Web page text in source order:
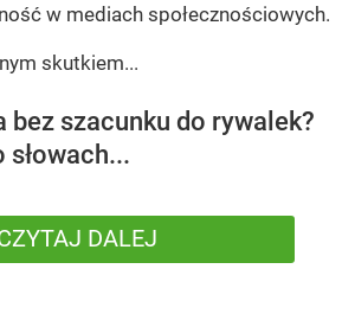
w mediach społecznościowych.
skutkiem...
bez szacunku do rywalek?
DALEJ